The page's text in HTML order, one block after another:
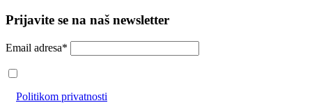
Prijavite se na naš newsletter
Email adresa*
Politikom privatnosti